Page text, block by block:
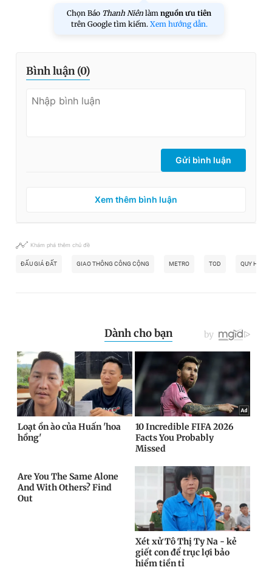
Chọn Báo Thanh Niên làm nguồn ưu tiên
trên Google tìm kiếm. Xem hướng dẫn.
Bình luận (0)
Gửi bình luận
Xem thêm bình luận
Khám phá thêm chủ đề
ĐẤU GIÁ ĐẤT GIAO THÔNG CÔNG CỘNG METRO TOD QUY